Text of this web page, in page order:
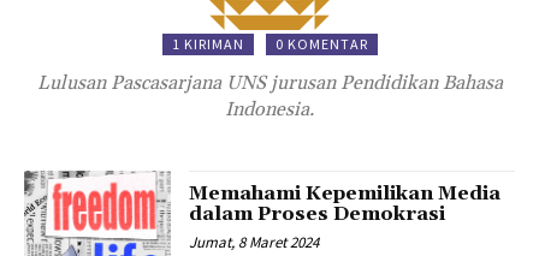
1 KIRIMAN 0 KOMENTAR
Lulusan Pascasarjana UNS jurusan Pendidikan Bahasa
Indonesia.
Memahami Kepemilikan Media
dalam Proses Demokrasi
Jumat, 8 Maret 2024